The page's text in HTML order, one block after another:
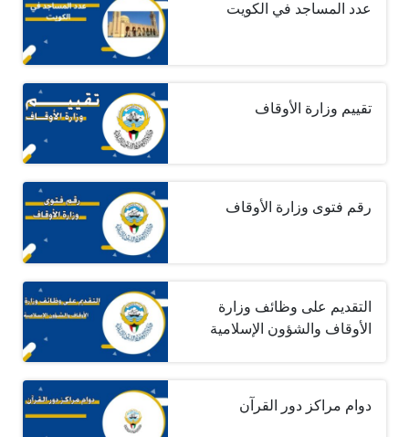
عدد المساجد في الكويت
تقييم وزارة الأوقاف
رقم فتوى وزارة الأوقاف
التقديم على وظائف وزارة
الأوقاف والشؤون الإسلامية
دوام مراكز دور القرآن